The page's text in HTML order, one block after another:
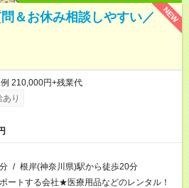
NEW
＆お休み相談しやすい／
210,000円+残業代
り
/ 根岸(神奈川県)駅から徒歩20分
ートする会社★医療用品などのレンタル！